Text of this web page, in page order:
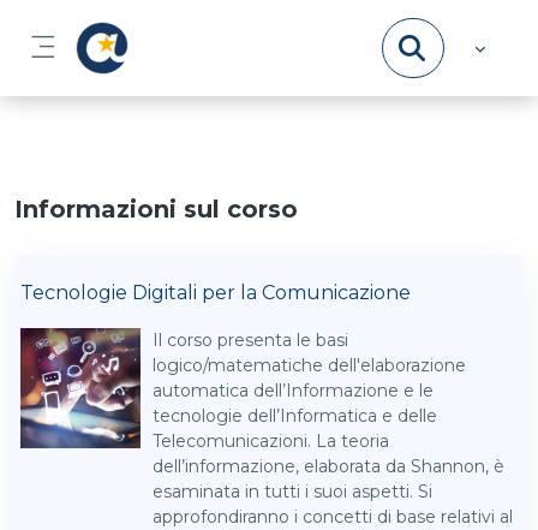
Pannello laterale
Informazioni sul corso
Tecnologie Digitali per la Comunicazione
Il corso presenta le basi
logico/matematiche dell'elaborazione
automatica dell’Informazione e le
tecnologie dell’Informatica e delle
Telecomunicazioni. La teoria
dell’informazione, elaborata da Shannon, è
esaminata in tutti i suoi aspetti. Si
approfondiranno i concetti di base relativi al